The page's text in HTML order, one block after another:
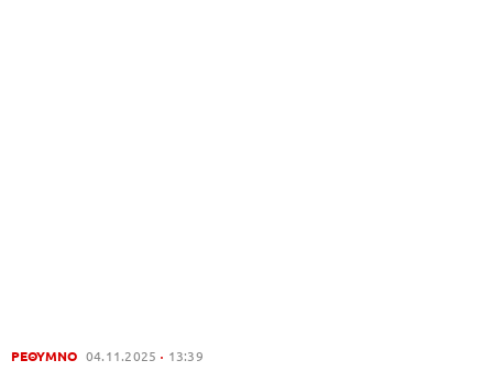
ΡΕΘΥΜΝΟ 04.11.2025 13:39